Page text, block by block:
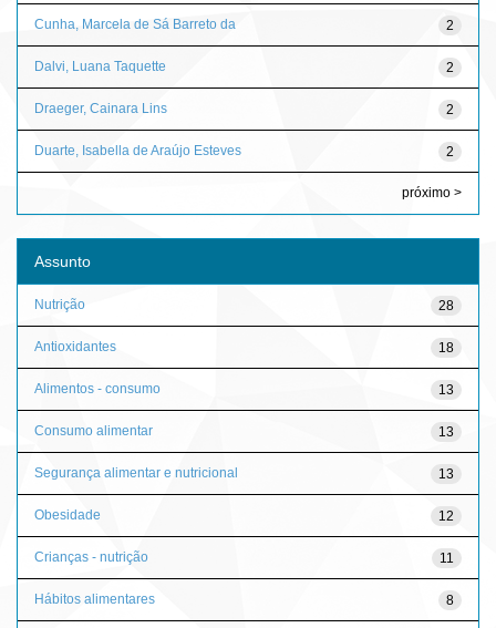
2
Cunha, Marcela de Sá Barreto da
2
Dalvi, Luana Taquette
2
Draeger, Cainara Lins
2
Duarte, Isabella de Araújo Esteves
próximo >
Assunto
28
Nutrição
18
Antioxidantes
13
Alimentos - consumo
13
Consumo alimentar
13
Segurança alimentar e nutricional
12
Obesidade
11
Crianças - nutrição
8
Hábitos alimentares